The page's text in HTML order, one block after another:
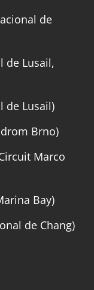
de
de Lusail,
de Lusail)
Brno)
Marco
Bay)
de Chang)